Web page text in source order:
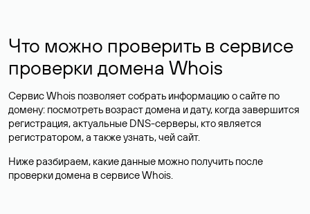
Что можно проверить в сервисе
проверки домена Whois
Сервис Whois позволяет собрать информацию о сайте по
домену: посмотреть возраст домена и дату, когда завершится
регистрация, актуальные DNS-серверы, кто является
регистратором, а также узнать, чей сайт.
Ниже разбираем, какие данные можно получить после
проверки домена в сервисе Whois.